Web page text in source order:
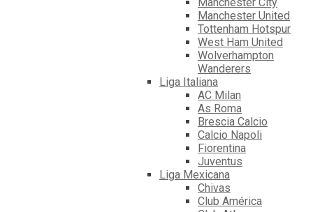
Manchester City
Manchester United
Tottenham Hotspur
West Ham United
Wolverhampton
Wanderers
Liga Italiana
AC Milan
As Roma
Brescia Calcio
Calcio Napoli
Fiorentina
Juventus
Liga Mexicana
Chivas
Club América